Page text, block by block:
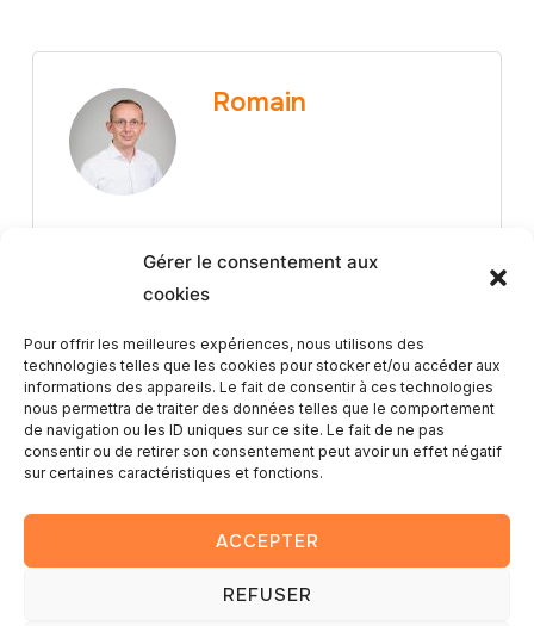
Gérer le consentement aux
cookies
Pour offrir les meilleures expériences, nous utilisons des
technologies telles que les cookies pour stocker et/ou accéder aux
informations des appareils. Le fait de consentir à ces technologies
nous permettra de traiter des données telles que le comportement
de navigation ou les ID uniques sur ce site. Le fait de ne pas
consentir ou de retirer son consentement peut avoir un effet négatif
sur certaines caractéristiques et fonctions.
ACCEPTER
REFUSER
Romain
Article Précédent
Voyage en Croatie 2023